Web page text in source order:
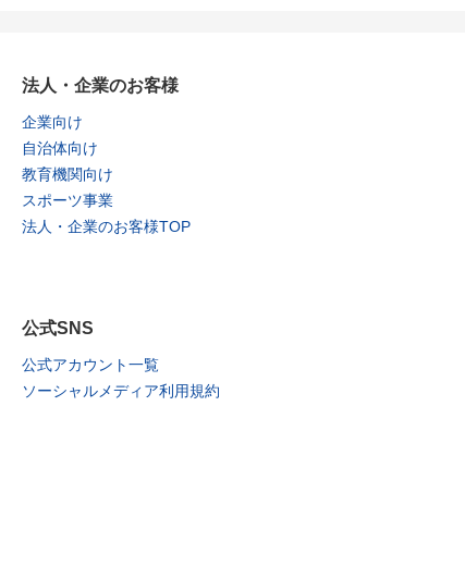
法人・企業のお客様
企業向け
自治体向け
教育機関向け
スポーツ事業
法人・企業のお客様TOP
公式SNS
公式アカウント一覧
ソーシャルメディア利用規約